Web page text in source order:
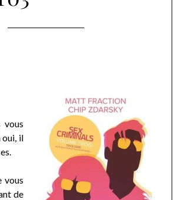
vous
oui, il
vous
de